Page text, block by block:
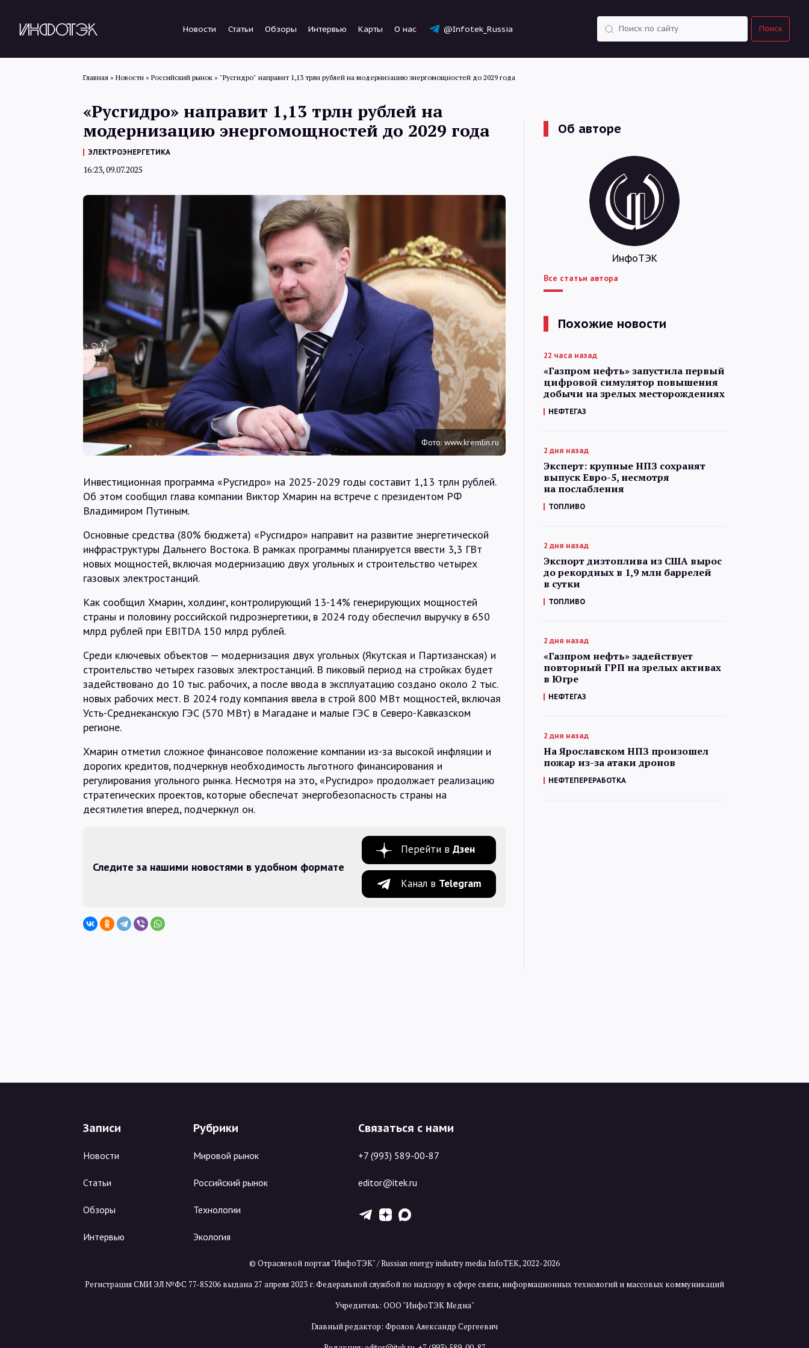
Новости Статьи Обзоры Интервью Карты О нас @Infotek_Russia Поиск
Статьи
Обзоры
Интервью
Карты
О нас
@Infotek_Russia
Главная » Новости » Российский рынок » "Русгидро" направит 1,13 трлн рублей на модернизацию энергомощностей до 2029 года
«Русгидро» направит 1,13 трлн рублей на
модернизацию энергомощностей до 2029 года
ЭЛЕКТРОЭНЕРГЕТИКА
16:23, 09.07.2025
Фото: www.kremlin.ru
Инвестиционная программа «Русгидро» на 2025-2029 годы составит 1,13 трлн рублей.
Об этом сообщил глава компании Виктор Хмарин на встрече с президентом РФ
Владимиром Путиным.
Основные средства (80% бюджета) «Русгидро» направит на развитие энергетической
инфраструктуры Дальнего Востока. В рамках программы планируется ввести 3,3 ГВт
новых мощностей, включая модернизацию двух угольных и строительство четырех
газовых электростанций.
Как сообщил Хмарин, холдинг, контролирующий 13-14% генерирующих мощностей
страны и половину российской гидроэнергетики, в 2024 году обеспечил выручку в 650
млрд рублей при EBITDA 150 млрд рублей.
Среди ключевых объектов — модернизация двух угольных (Якутская и Партизанская) и
строительство четырех газовых электростанций. В пиковый период на стройках будет
задействовано до 10 тыс. рабочих, а после ввода в эксплуатацию создано около 2 тыс.
новых рабочих мест. В 2024 году компания ввела в строй 800 МВт мощностей, включая
Усть-Среднеканскую ГЭС (570 МВт) в Магадане и малые ГЭС в Северо-Кавказском
регионе.
Хмарин отметил сложное финансовое положение компании из-за высокой инфляции и
дорогих кредитов, подчеркнув необходимость льготного финансирования и
регулирования угольного рынка. Несмотря на это, «Русгидро» продолжает реализацию
стратегических проектов, которые обеспечат энергобезопасность страны на
десятилетия вперед, подчеркнул он.
Следите за нашими новостями в удобном формате
Перейти в Дзен
Канал в Telegram
Об авторе
ИнфоТЭК
Все статьи автора
Похожие новости
22 часа назад
«Газпром нефть» запустила первый
цифровой симулятор повышения
добычи на зрелых месторождениях
НЕФТЕГАЗ
2 дня назад
Эксперт: крупные НПЗ сохранят
выпуск Евро-5, несмотря
на послабления
ТОПЛИВО
2 дня назад
Экспорт дизтоплива из США вырос
до рекордных в 1,9 млн баррелей
в сутки
ТОПЛИВО
2 дня назад
«Газпром нефть» задействует
повторный ГРП на зрелых активах
в Югре
НЕФТЕГАЗ
2 дня назад
На Ярославском НПЗ произошел
пожар из-за атаки дронов
НЕФТЕПЕРЕРАБОТКА
Записи
Новости
Статьи
Обзоры
Интервью
Рубрики
Мировой рынок
Российский рынок
Технологии
Экология
Связаться с нами
+7 (993) 589-00-87
editor@itek.ru
T Z X
© Отраслевой портал "ИнфоТЭК" / Russian energy industry media InfoTEK, 2022-2026
Регистрация СМИ ЭЛ №ФС 77-85206 выдана 27 апреля 2023 г. Федеральной службой по надзору в сфере связи, информационных технологий и массовых коммуникаций
Учредитель: ООО "ИнфоТЭК Медиа"
Главный редактор: Фролов Александр Сергеевич